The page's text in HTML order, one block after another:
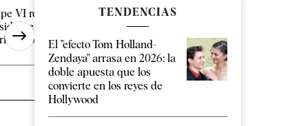
VI recibe este jueves al
de Ceuta en
para [...]
Marruecos a cambio
TENDENCIAS
El "efecto Tom Holland-
Zendaya" arrasa en 2026: la
doble apuesta que los
convierte en los reyes de
Hollywood